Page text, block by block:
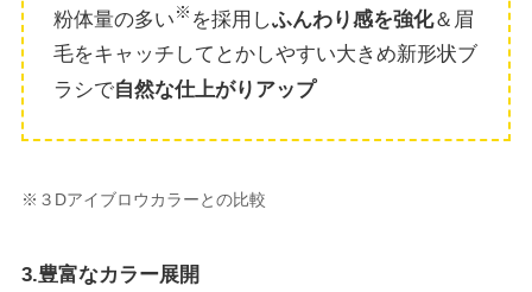
粉体量の多い※ を採用しふんわり感を強化＆眉
毛をキャッチしてとかしやすい大きめ新形状ブ
ラシで自然な仕上がりアップ
※３Dアイブロウカラーとの比較
3.豊富なカラー展開